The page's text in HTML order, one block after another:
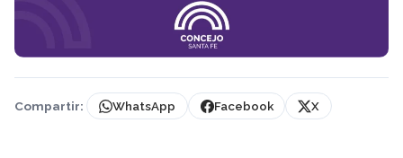
Compartir: WhatsApp Facebook X